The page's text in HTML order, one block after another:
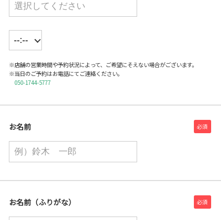
※店舗の営業時間や予約状況によって、ご希望にそえない場合がございます。
※当日のご予約はお電話にてご連絡ください。
050-1744-5777
お名前
お名前（ふりがな）